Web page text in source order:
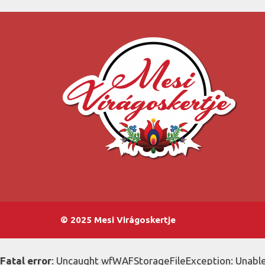
© 2025 Mesi Virágoskertje
Fatal error: Uncaught wfWAFStorageFileException: